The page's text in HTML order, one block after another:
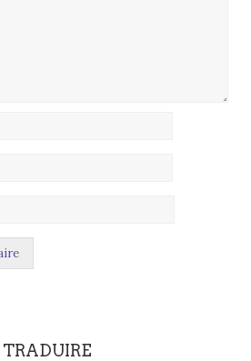
TRADUIRE